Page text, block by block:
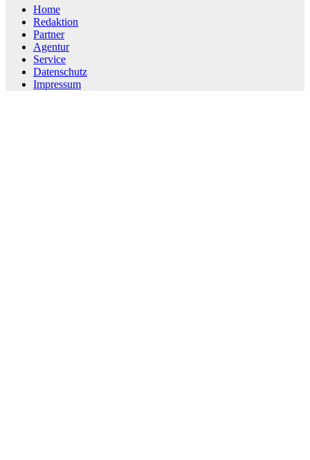
Home
Redaktion
Partner
Agentur
Service
Datenschutz
Impressum